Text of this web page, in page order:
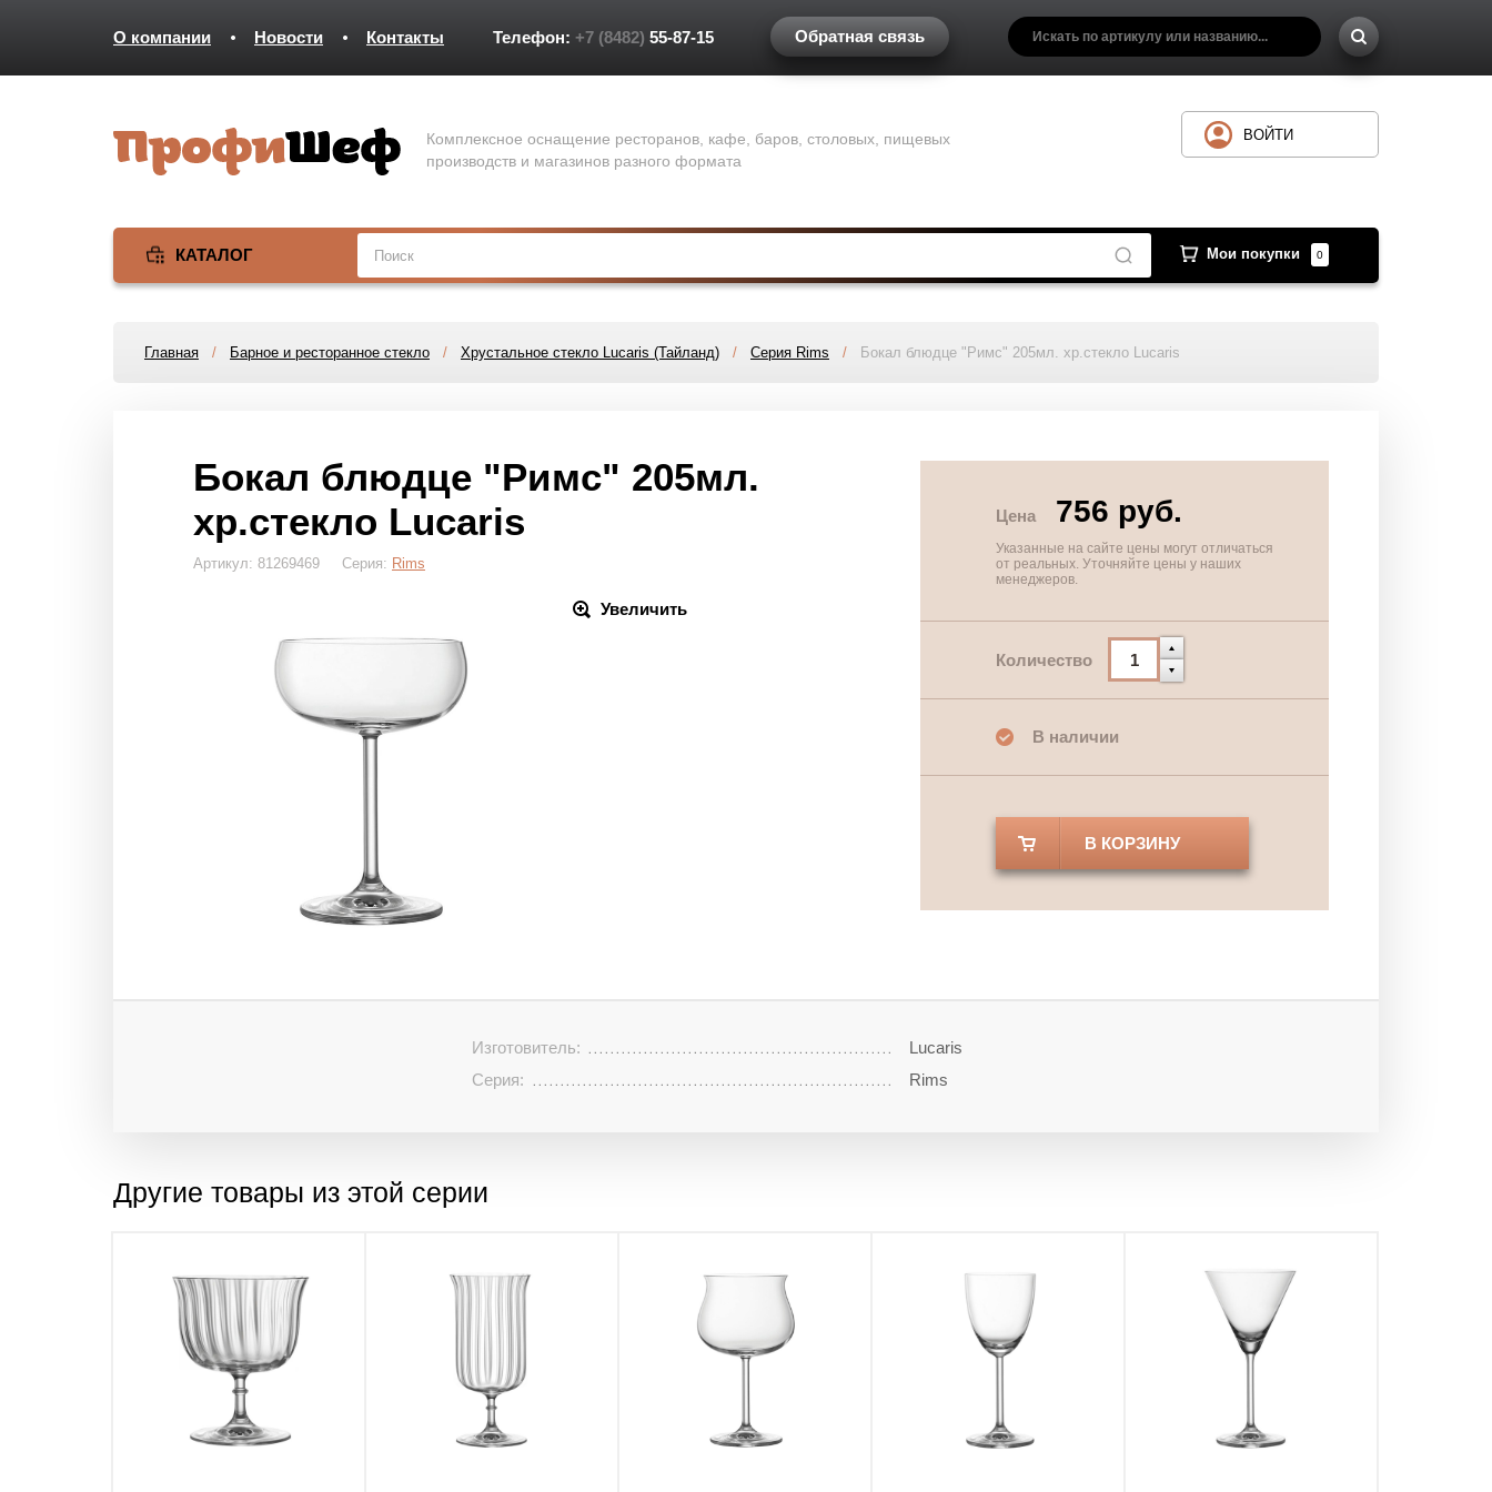
О компании Новости Контакты Телефон: +7 (8482) 55-87-15 Обратная связь
Комплексное оснащение ресторанов, кафе, баров, столовых, пищевых
производств и магазинов разного формата
КАТАЛОГ Мои покупки 0
ВОЙТИ
Главная / Барное и ресторанное стекло / Хрустальное стекло Lucaris (Тайланд) / Серия Rims / Бокал блюдце "Римс" 205мл. хр.стекло Lucaris
Бокал блюдце "Римс" 205мл.
хр.стекло Lucaris
Артикул: 81269469 Серия: Rims
Увеличить
Цена 756 руб.
Указанные на сайте цены могут отличаться
от реальных. Уточняйте цены у наших
менеджеров.
Количество
В наличии
В КОРЗИНУ
Изготовитель:
Lucaris
Серия:
Rims
Другие товары из этой серии